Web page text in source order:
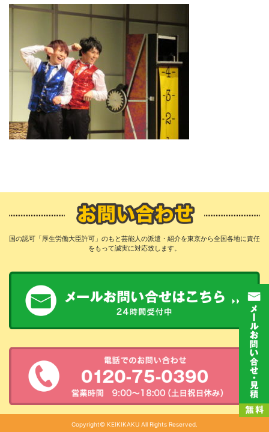
国の認可「厚生労働大臣許可」のもと芸能人の派遣・紹介を東京から全国各地に責任
をもって誠実に対応致します。
Copyright© KEIKIKAKU All Rights Reserved.